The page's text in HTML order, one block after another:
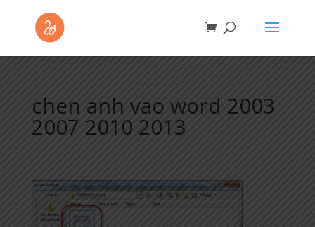
chen anh vao word 2003
2007 2010 2013